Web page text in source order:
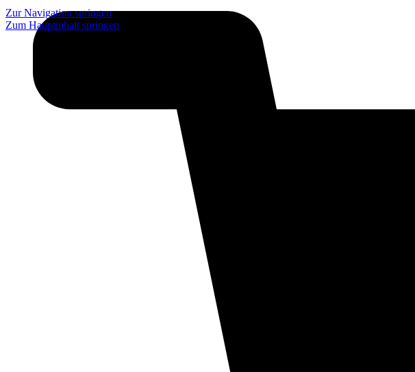
Zur Navigation springen
Zum Hauptinhalt springen